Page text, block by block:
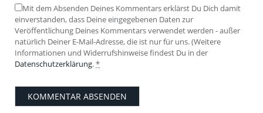
Mit dem Absenden Deines Kommentars erklärst Du Dich damit
einverstanden, dass Deine eingegebenen Daten zur
Veröffentlichung Deines Kommentars verwendet werden - außer
natürlich Deiner E-Mail-Adresse, die ist nur für uns. (Weitere
Informationen und Widerrufshinweise findest Du in der
Datenschutzerklärung.*